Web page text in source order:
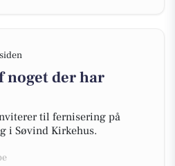
noget der har
til fernisering på
i Søvind Kirkehus.